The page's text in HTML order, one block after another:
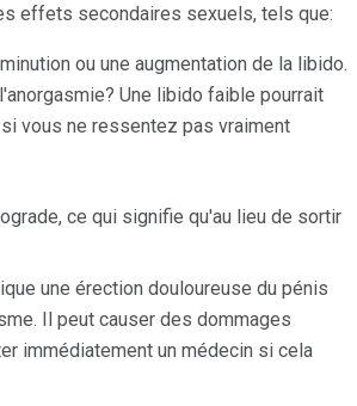
effets secondaires sexuels, tels que:
ou une augmentation de la libido.
Une libido faible pourrait
vous ne ressentez pas vraiment
ce qui signifie qu'au lieu de sortir
une érection douloureuse du pénis
Il peut causer des dommages
immédiatement un médecin si cela